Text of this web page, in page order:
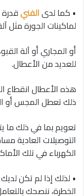
• كما لدىالفني
لماكينات الجورة مثل
أو المجاري أو آلة
للعديد من الأعطال.
هذه الأعطال انقطاع
ذلك تعطل المجس أو
تعويم بما في ذلك ما
التوصيلات العادية
الكهرباء في تلك
• لذلك إذا لم تكن
الخطرة، ننصحك